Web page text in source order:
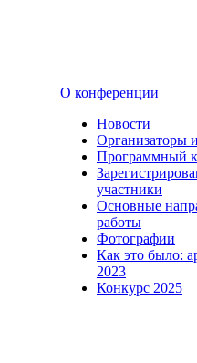
О конференции
Новости
Организаторы
Программный
участники
Основные
работы
Фотографии
Как это было:
2023
Конкурс 2025